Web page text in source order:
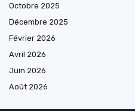
Octobre 2025
Décembre 2025
Février 2026
Avril 2026
Juin 2026
Août 2026